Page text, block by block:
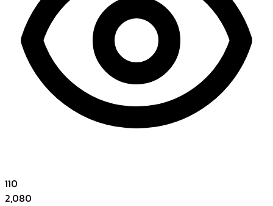
110
2,080